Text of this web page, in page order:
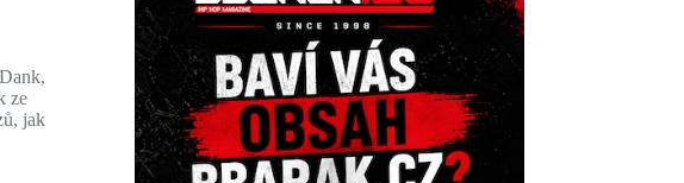
ze
jak